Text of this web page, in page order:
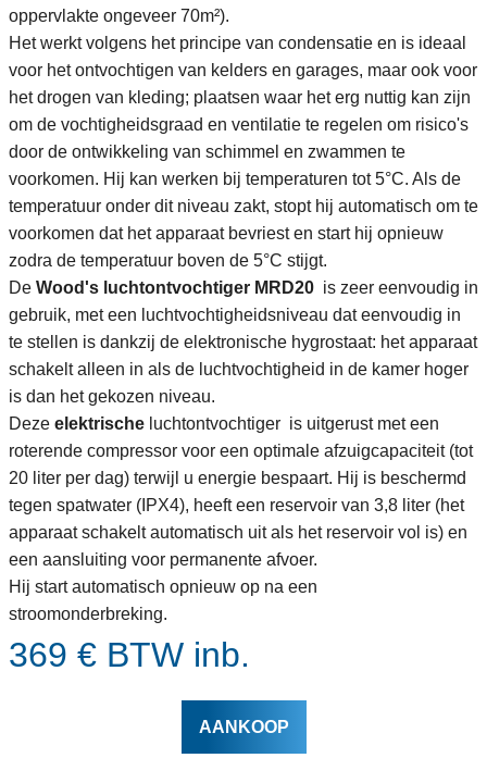
oppervlakte ongeveer 70m²).
Het werkt volgens het principe van condensatie en is ideaal
voor het ontvochtigen van kelders en garages, maar ook voor
het drogen van kleding; plaatsen waar het erg nuttig kan zijn
om de vochtigheidsgraad en ventilatie te regelen om risico's
door de ontwikkeling van schimmel en zwammen te
voorkomen. Hij kan werken bij temperaturen tot 5°C. Als de
temperatuur onder dit niveau zakt, stopt hij automatisch om te
voorkomen dat het apparaat bevriest en start hij opnieuw
zodra de temperatuur boven de 5°C stijgt.
De Wood's luchtontvochtiger MRD20 is zeer eenvoudig in
gebruik, met een luchtvochtigheidsniveau dat eenvoudig in
te stellen is dankzij de elektronische hygrostaat: het apparaat
schakelt alleen in als de luchtvochtigheid in de kamer hoger
is dan het gekozen niveau.
Deze elektrische luchtontvochtiger is uitgerust met een
roterende compressor voor een optimale afzuigcapaciteit (tot
20 liter per dag) terwijl u energie bespaart. Hij is beschermd
tegen spatwater (IPX4), heeft een reservoir van 3,8 liter (het
apparaat schakelt automatisch uit als het reservoir vol is) en
een aansluiting voor permanente afvoer.
Hij start automatisch opnieuw op na een
stroomonderbreking.
369 € BTW inb.
AANKOOP